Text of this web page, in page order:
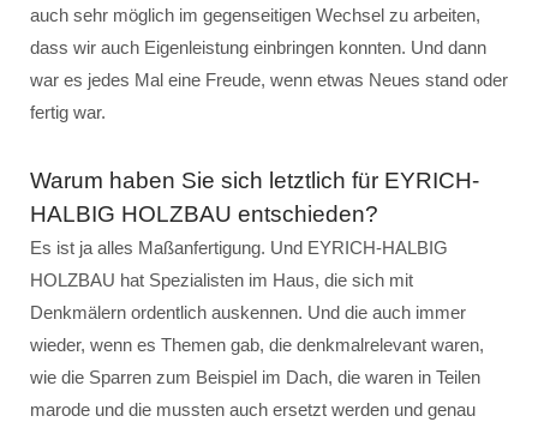
auch sehr möglich im gegenseitigen Wechsel zu arbeiten,
dass wir auch Eigenleistung einbringen konnten. Und dann
war es jedes Mal eine Freude, wenn etwas Neues stand oder
fertig war.
Warum haben Sie sich letztlich für EYRICH-
HALBIG HOLZBAU entschieden?
Es ist ja alles Maßanfertigung. Und EYRICH-HALBIG
HOLZBAU hat Spezialisten im Haus, die sich mit
Denkmälern ordentlich auskennen. Und die auch immer
wieder, wenn es Themen gab, die denkmalrelevant waren,
wie die Sparren zum Beispiel im Dach, die waren in Teilen
marode und die mussten auch ersetzt werden und genau